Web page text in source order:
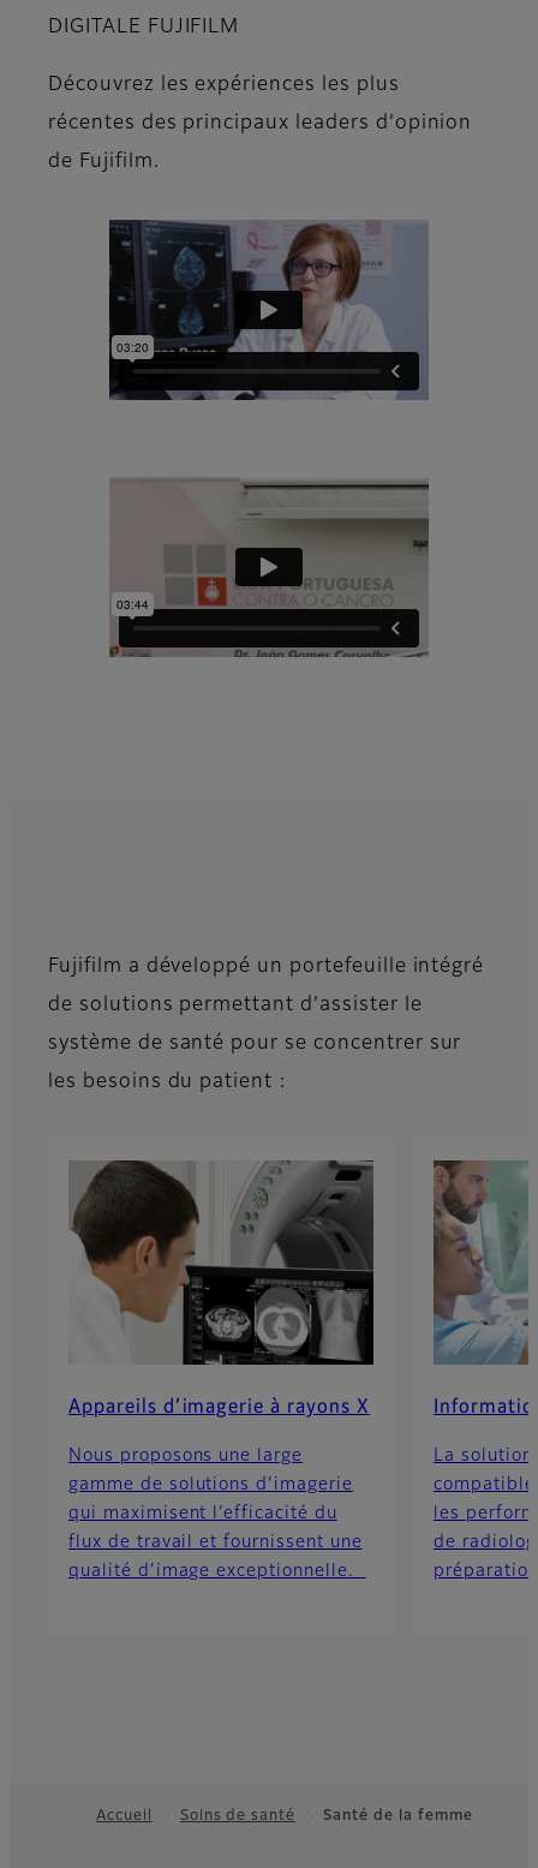
DIGITALE FUJIFILM
Découvrez les expériences les plus
récentes des principaux leaders d’opinion
de Fujifilm.
Fujifilm a développé un portefeuille intégré
de solutions permettant d’assister le
système de santé pour se concentrer sur
les besoins du patient :
Appareils d’imagerie à rayons X
Nous proposons une large
gamme de solutions d’imagerie
qui maximisent l’efficacité du
flux de travail et fournissent une
qualité d’image exceptionnelle.
La
compatible
les
de
Accueil Soins de santé Santé de la femme